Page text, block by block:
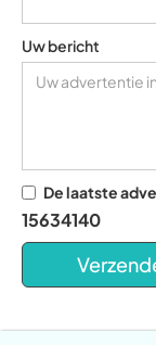
Uw bericht
De laatste
15634140